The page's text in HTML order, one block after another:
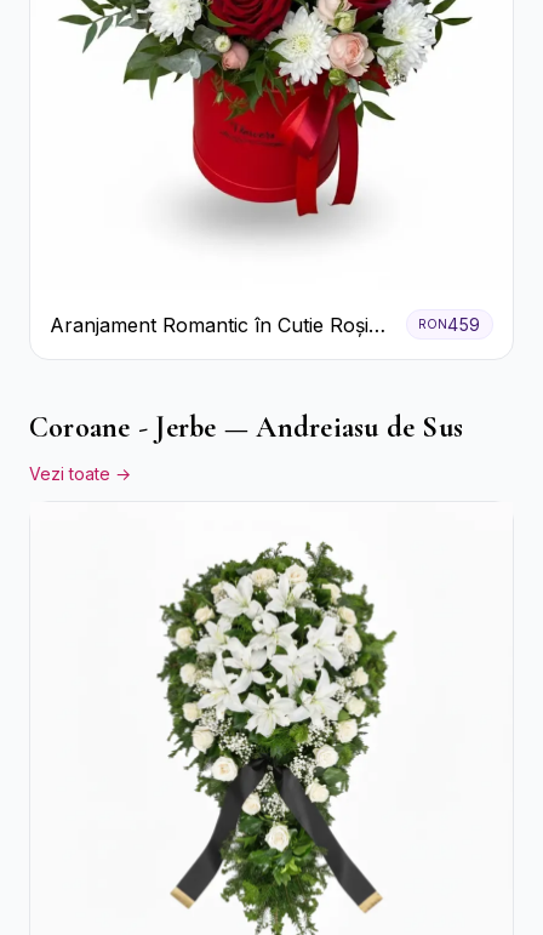
Aranjament Romantic în Cutie Roșie
cu Trandafiri și Crizanteme
RON 459
Coroane - Jerbe — Andreiasu de Sus
Vezi toate →